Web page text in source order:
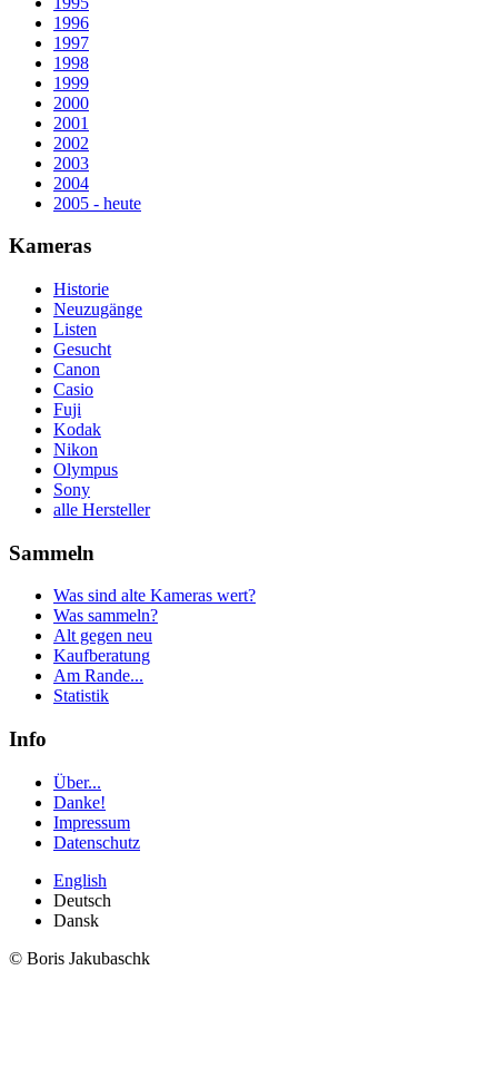
1996
1997
1998
1999
2000
2001
2002
2003
2004
2005 - heute
Kameras
Historie
Neuzugänge
Listen
Gesucht
Canon
Casio
Fuji
Kodak
Nikon
Olympus
Sony
alle Hersteller
Sammeln
Was sind alte Kameras wert?
Was sammeln?
Alt gegen neu
Kaufberatung
Am Rande...
Statistik
Info
Über...
Danke!
Impressum
Datenschutz
English
Deutsch
Dansk
© Boris Jakubaschk